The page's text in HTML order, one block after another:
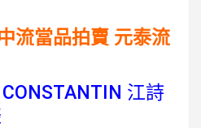
流當品拍賣 元泰流
江詩